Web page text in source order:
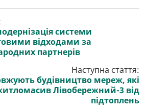
системи
відходами за
партнерів
Наступна стаття:
будівництво мереж, які
Лівобережний-3 від
підтоплень